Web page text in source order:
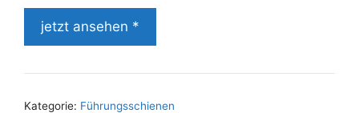
jetzt ansehen *
Kategorie: Führungsschienen